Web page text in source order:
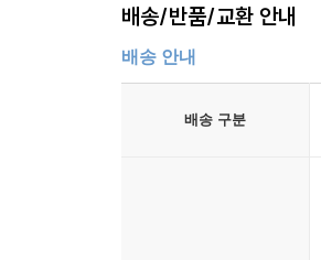
배송/반품/교환 안내
배송 안내
배송 구분